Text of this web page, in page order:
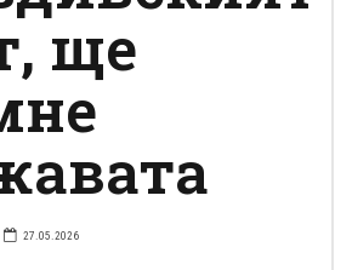
ще
27.05.2026